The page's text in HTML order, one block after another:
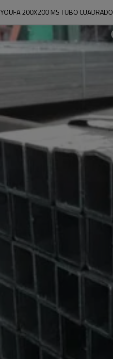
YOUFA 200X200 MS TUBO CUADRADO